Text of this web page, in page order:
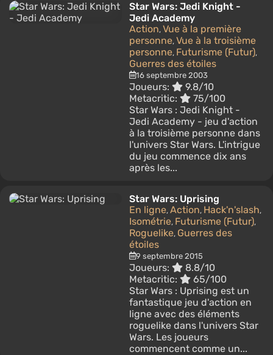
Star Wars: Jedi Knight -
Jedi Academy
Action, Vue à la première
personne, Vue à la troisième
personne, Futurisme (Futur),
Guerres des étoiles
16 septembre 2003
Joueurs:
9.8/10
Metacritic:
75/100
Star Wars : Jedi Knight -
Jedi Academy - jeu d'action
à la troisième personne dans
l'univers Star Wars. L'intrigue
du jeu commence dix ans
après les...
Star Wars: Uprising
En ligne, Action, Hack'n'slash,
Isométrie, Futurisme (Futur),
Roguelike, Guerres des
étoiles
9 septembre 2015
Joueurs:
8.8/10
Metacritic:
65/100
Star Wars : Uprising est un
fantastique jeu d'action en
ligne avec des éléments
roguelike dans l'univers Star
Wars. Les joueurs
commencent comme un...